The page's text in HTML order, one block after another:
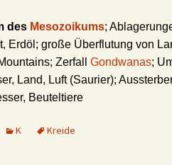
des Mesozoikums;
Erdöl; große Überflutung von
Zerfall Gondwanas;
Land, Luft (Saurier);
Beuteltiere
K Kreide